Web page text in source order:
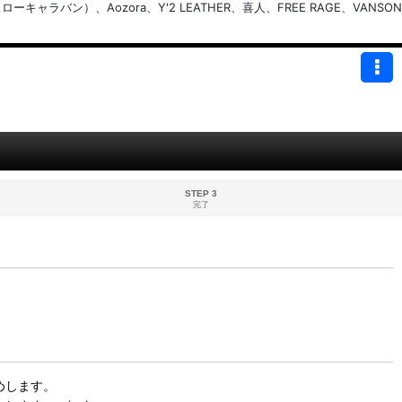
キャラバン）、Aozora、Y'2 LEATHER、喜人、FREE RAGE、VANSON
STEP 3
完了
ます。